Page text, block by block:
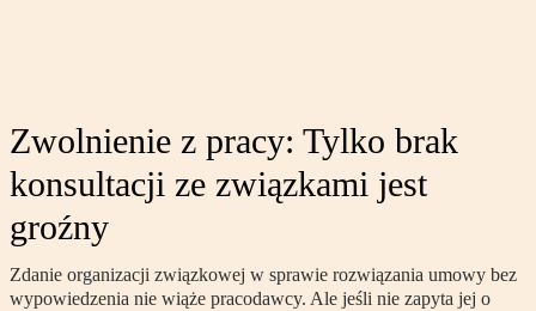
Zwolnienie z pracy: Tylko brak
konsultacji ze związkami jest
groźny
Zdanie organizacji związkowej w sprawie rozwiązania umowy bez
wypowiedzenia nie wiąże pracodawcy. Ale jeśli nie zapyta jej o